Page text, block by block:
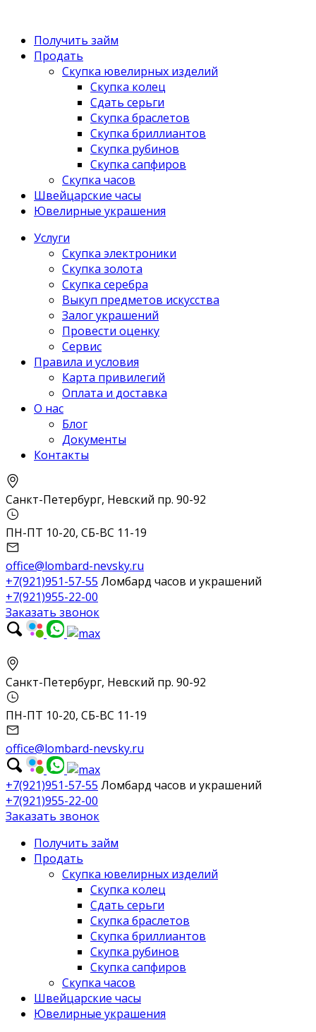
Получить займ
Продать
Скупка ювелирных изделий
Скупка колец
Сдать серьги
Скупка браслетов
Скупка бриллиантов
Скупка рубинов
Скупка сапфиров
Скупка часов
Швейцарские часы
Ювелирные украшения
Услуги
Скупка электроники
Скупка золота
Скупка серебра
Выкуп предметов искусства
Залог украшений
Провести оценку
Сервис
Правила и условия
Карта привилегий
Оплата и доставка
О нас
Блог
Документы
Контакты
Санкт-Петербург, Невский пр. 90-92
ПН-ПТ 10-20, СБ-ВС 11-19
office@lombard-nevsky.ru
+7(921)951-57-55 Ломбард часов и украшений
+7(921)955-22-00
Заказать звонок
Санкт-Петербург, Невский пр. 90-92
ПН-ПТ 10-20, СБ-ВС 11-19
office@lombard-nevsky.ru
+7(921)951-57-55 Ломбард часов и украшений
+7(921)955-22-00
Заказать звонок
Получить займ
Продать
Скупка ювелирных изделий
Скупка колец
Сдать серьги
Скупка браслетов
Скупка бриллиантов
Скупка рубинов
Скупка сапфиров
Скупка часов
Швейцарские часы
Ювелирные украшения